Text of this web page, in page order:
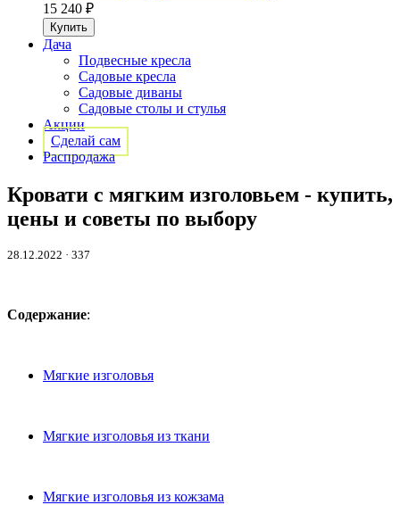
15 240 ₽
Дача
Подвесные кресла
Садовые кресла
Садовые диваны
Садовые столы и стулья
Акции
Сделай сам
Распродажа
Кровати с мягким изголовьем - купить,
цены и советы по выбору
28.12.2022 · 337
Содержание:
Мягкие изголовья
Мягкие изголовья из ткани
Мягкие изголовья из кожзама